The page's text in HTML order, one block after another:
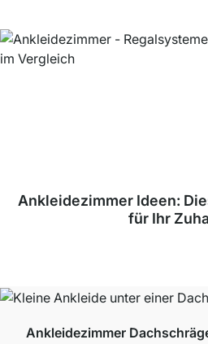
Ankleidezimmer Ideen:
für Ihr
Ankleidezimmer